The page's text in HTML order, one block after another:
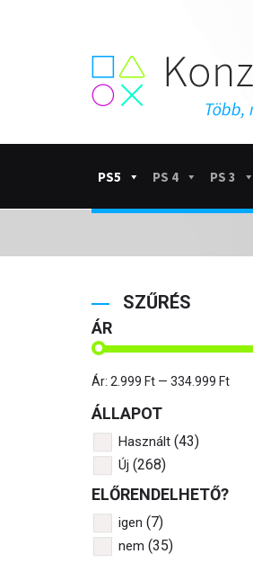
PS5 PS 4 PS 3
SZŰRÉS
ÁR
Ár: 2.999 Ft — 334.999 Ft
ÁLLAPOT
Használt (43)
Új (268)
ELŐRENDELHETŐ?
igen (7)
nem (35)